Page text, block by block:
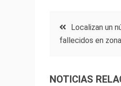
entradas
Localizan un
fallecidos en
NOTICIAS